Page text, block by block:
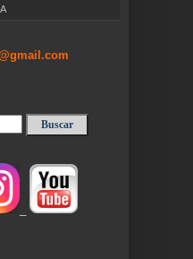
... CARNAVAL ...